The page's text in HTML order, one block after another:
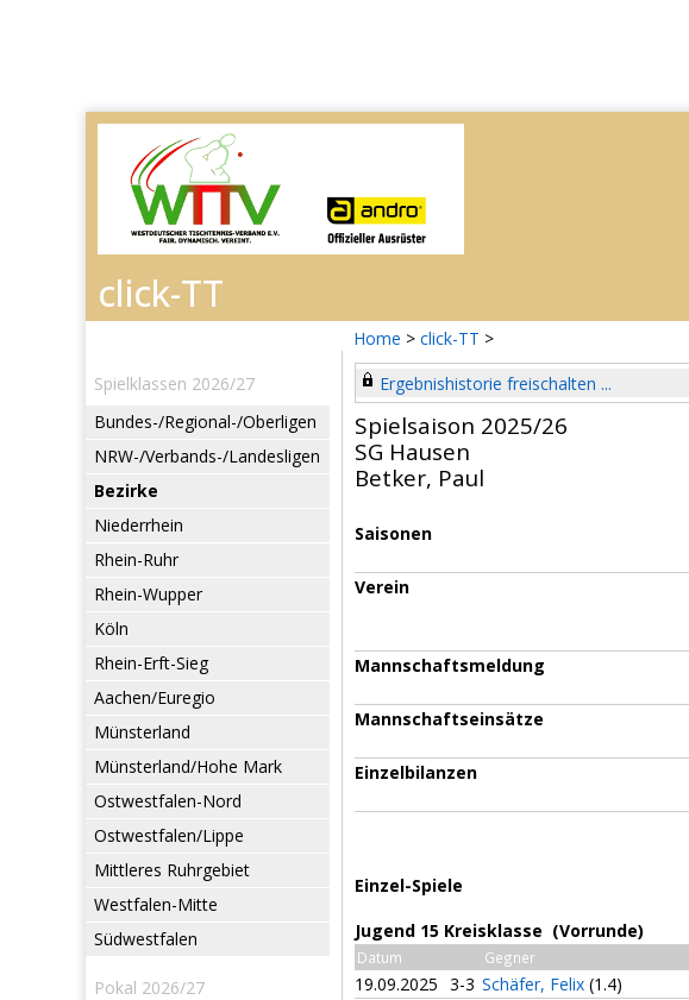
Home > click-TT >
Spielklassen 2026/27
Bundes-/Regional-/Oberligen
NRW-/Verbands-/Landesligen
Bezirke
Niederrhein
Rhein-Ruhr
Rhein-Wupper
Köln
Rhein-Erft-Sieg
Aachen/Euregio
Münsterland
Münsterland/Hohe Mark
Ostwestfalen-Nord
Ostwestfalen/Lippe
Mittleres Ruhrgebiet
Westfalen-Mitte
Südwestfalen
Pokal 2026/27
Ergebnishistorie freischalten ...
Spielsaison 2025/26
SG Hausen
Betker, Paul
Saisonen
Verein
Mannschaftsmeldung
Mannschaftseinsätze
Einzelbilanzen
Einzel-Spiele
Jugend 15 Kreisklasse (Vorrunde)
Datum Gegner
19.09.2025 3-3 Schäfer, Felix (1.4)